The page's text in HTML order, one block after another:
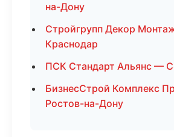
на-Дону
Стройгрупп Декор
Краснодар
ПСК Стандарт Альянс —
БизнесСтрой Комплекс
Ростов-на-Дону